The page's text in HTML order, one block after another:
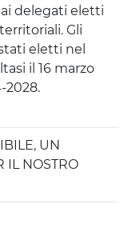
delegati eletti
Gli
eletti nel
il 16 marzo
2028.
UN
IL NOSTRO